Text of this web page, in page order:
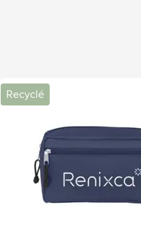
Recyclé